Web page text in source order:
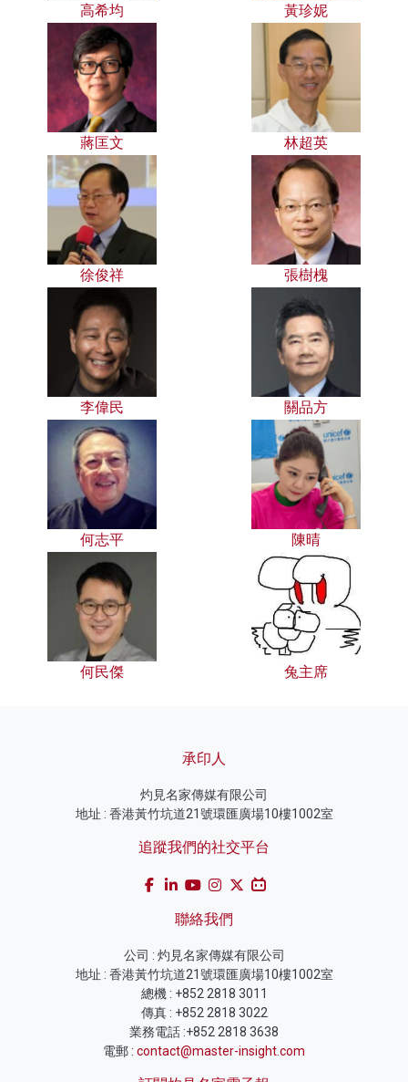
高希均 黃珍妮
蔣匡文 林超英
徐俊祥 張樹槐
李偉民 關品方
何志平 陳晴
何民傑 兔主席
承印人
灼見名家傳媒有限公司
地址 : 香港黃竹坑道21號環匯廣場10樓1002室
追蹤我們的社交平台
聯絡我們
公司 : 灼見名家傳媒有限公司
地址 : 香港黃竹坑道21號環匯廣場10樓1002室
總機 : +852 2818 3011
傳真 : +852 2818 3022
業務電話 :+852 2818 3638
電郵 : contact@master-insight.com